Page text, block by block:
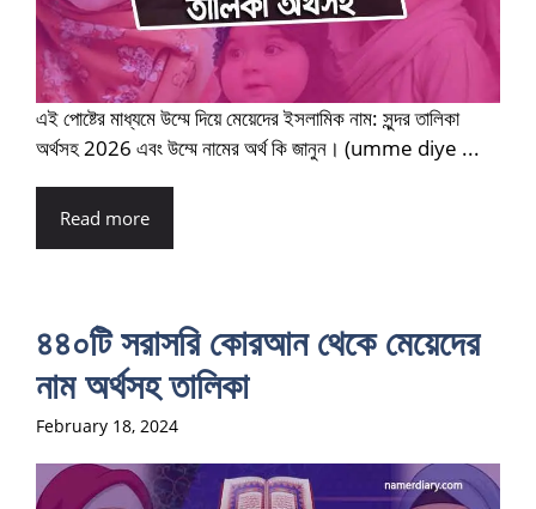
এই পোষ্টের মাধ্যমে উম্মে দিয়ে মেয়েদের ইসলামিক নাম: সুন্দর তালিকা
অর্থসহ 2026 এবং উম্মে নামের অর্থ কি জানুন। (umme diye ...
Read more
৪৪০টি সরাসরি কোরআন থেকে মেয়েদের
নাম অর্থসহ তালিকা
February 18, 2024